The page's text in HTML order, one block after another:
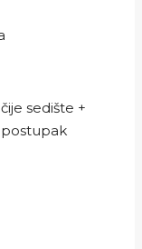
sedište +
postupak